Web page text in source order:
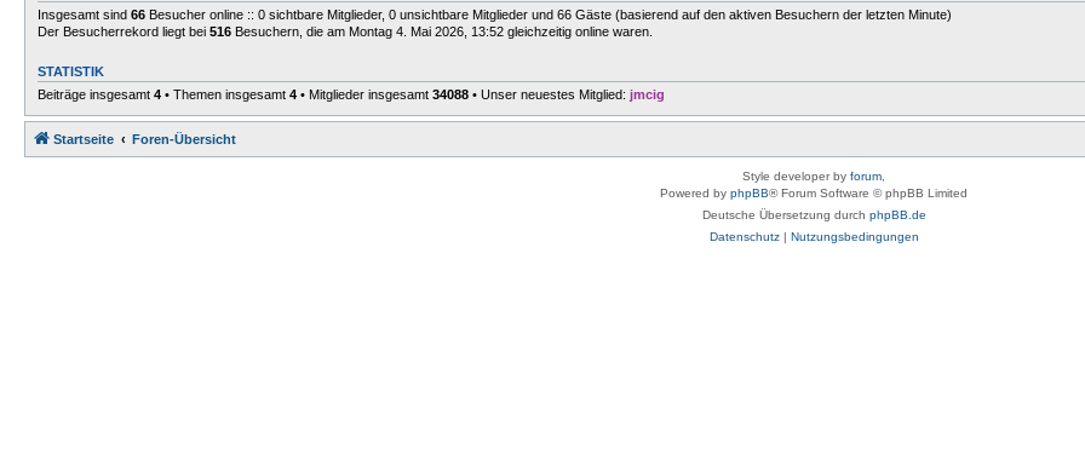
Insgesamt sind 66 Besucher online :: 0 sichtbare Mitglieder, 0 unsichtbare Mitglieder und 66 Gäste (basierend auf den aktiven Besuchern der letzten Minute)
Der Besucherrekord liegt bei 516 Besuchern, die am Montag 4. Mai 2026, 13:52 gleichzeitig online waren.
STATISTIK
Beiträge insgesamt 4 • Themen insgesamt 4 • Mitglieder insgesamt 34088 • Unser neuestes Mitglied: jmcig
Startseite Foren-Übersicht
Style developer by forum
Powered by phpBB® Forum Software © phpBB Limited
Deutsche Übersetzung durch phpBB.de
Datenschutz| Nutzungsbedingungen